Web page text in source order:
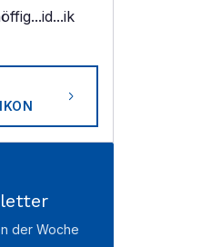
...id...ik
der Woche